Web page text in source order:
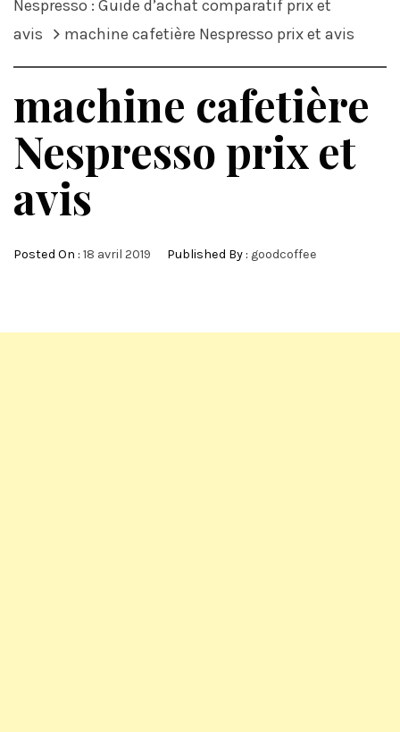
Nespresso : Guide d’achat comparatif prix et
avis
machine cafetière Nespresso prix et avis
machine cafetière
Nespresso prix et
avis
Posted On : 18 avril 2019 Published By : goodcoffee